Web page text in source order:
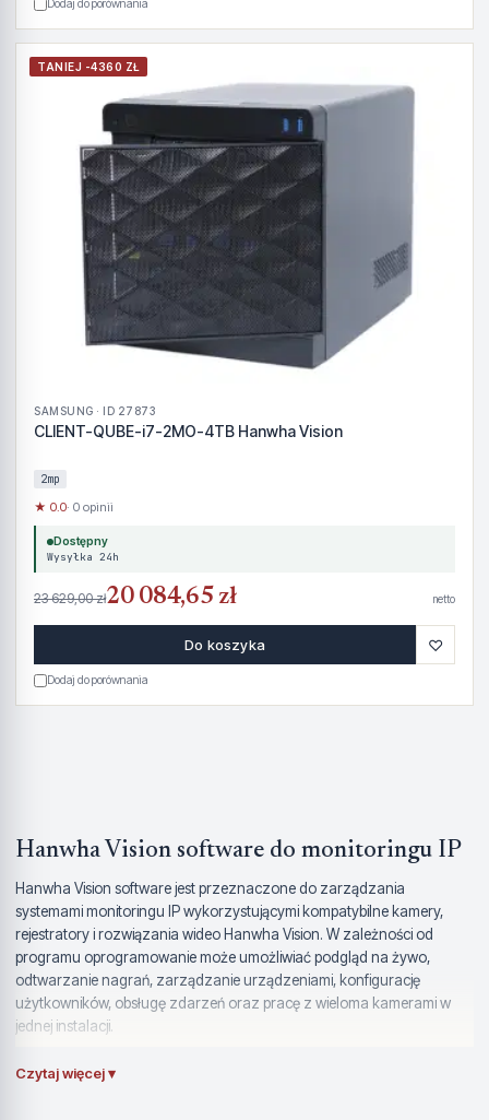
Dodaj do porównania
TANIEJ -4360 ZŁ
SAMSUNG · ID 27873
CLIENT-QUBE-i7-2MO-4TB Hanwha Vision
2mp
★ 0.0· 0 opinii
Dostępny
Wysyłka 24h
23 629,00 zł20 084,65 zł netto
Do koszyka ♡
Dodaj do porównania
Hanwha Vision software do monitoringu IP
Hanwha Vision software jest przeznaczone do zarządzania
systemami monitoringu IP wykorzystującymi kompatybilne kamery,
rejestratory i rozwiązania wideo Hanwha Vision. W zależności od
programu oprogramowanie może umożliwiać podgląd na żywo,
odtwarzanie nagrań, zarządzanie urządzeniami, konfigurację
użytkowników, obsługę zdarzeń oraz pracę z wieloma kamerami w
jednej instalacji.
firmach, obiektach usługowych, budynkach administracyjnych i
Czytaj więcej ▾